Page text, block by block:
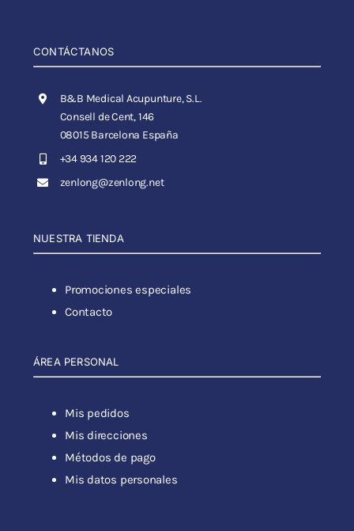
CONTÁCTANOS
B&B Medical Acupunture, S.L.
Consell de Cent, 146
08015 Barcelona España
+34 934 120 222
zenlong@zenlong.net
NUESTRA TIENDA
Promociones especiales
Contacto
ÁREA PERSONAL
Mis pedidos
Mis direcciones
Métodos de pago
Mis datos personales